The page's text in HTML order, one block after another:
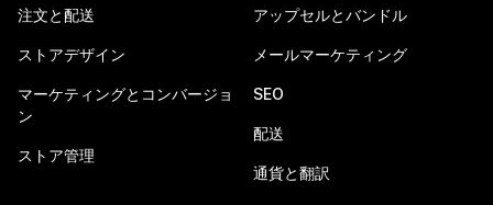
注文と配送
ストアデザイン
マーケティングとコンバージョ
ン
ストア管理
アップセルとバンドル
メールマーケティング
SEO
配送
通貨と翻訳